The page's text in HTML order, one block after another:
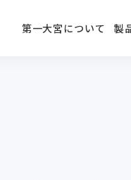
第一大宮について 製